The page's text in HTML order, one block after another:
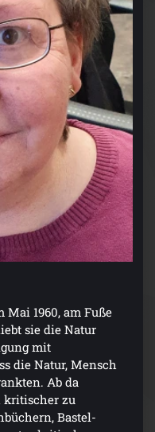
Mai 1960, am Fuße
sie die Natur
mit
die Natur, Mensch
Ab da
kritischer zu
Bastel-